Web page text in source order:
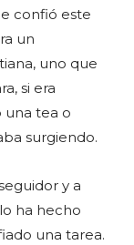
confió este
un
uno que
si era
una tea o
surgiendo.
y a
ha hecho
una tarea.